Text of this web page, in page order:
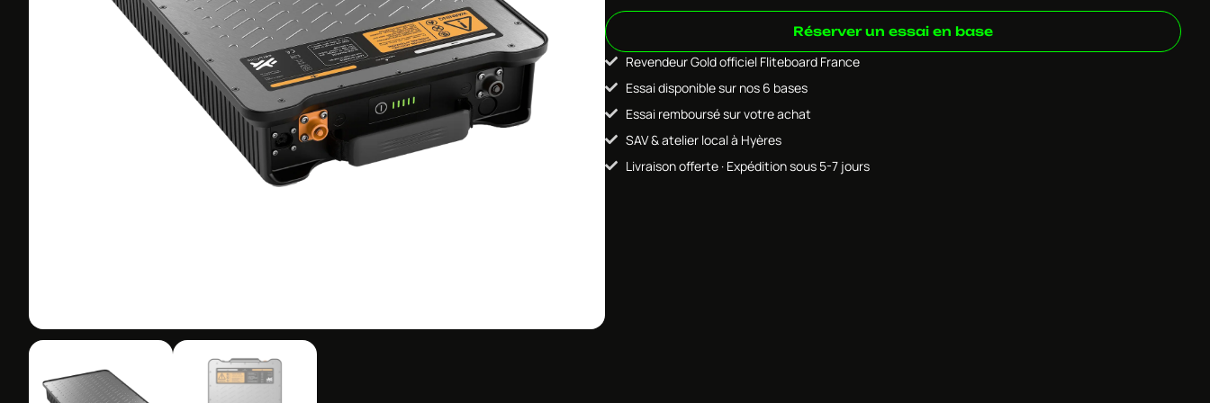
Réserver un essai en base
Revendeur Gold officiel Fliteboard France
Essai disponible sur nos 6 bases
Essai remboursé sur votre achat
SAV & atelier local à Hyères
Livraison offerte · Expédition sous 5-7 jours